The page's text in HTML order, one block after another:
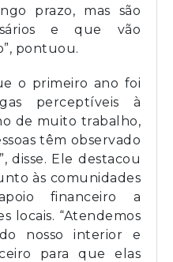
prazo, mas são
e que vão
pontuou.
o primeiro ano foi
perceptíveis à
de muito trabalho,
têm observado
disse. Ele destacou
às comunidades
financeiro a
locais. “Atendemos
nosso interior e
para que elas